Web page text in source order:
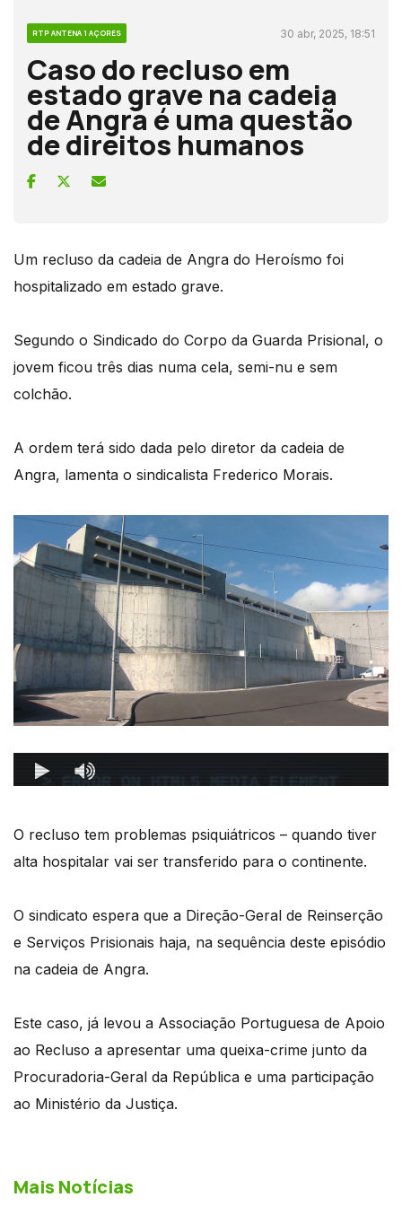
RTP ANTENA 1 AÇORES 30 abr, 2025, 18:51
Caso do recluso em
estado grave na cadeia
de Angra é uma questão
de direitos humanos
Um recluso da cadeia de Angra do Heroísmo foi
hospitalizado em estado grave.
Segundo o Sindicado do Corpo da Guarda Prisional, o
jovem ficou três dias numa cela, semi-nu e sem
colchão.
A ordem terá sido dada pelo diretor da cadeia de
Angra, lamenta o sindicalista Frederico Morais.
O recluso tem problemas psiquiátricos – quando tiver
alta hospitalar vai ser transferido para o continente.
O sindicato espera que a Direção-Geral de Reinserção
e Serviços Prisionais haja, na sequência deste episódio
na cadeia de Angra.
Este caso, já levou a Associação Portuguesa de Apoio
ao Recluso a apresentar uma queixa-crime junto da
Procuradoria-Geral da República e uma participação
ao Ministério da Justiça.
Mais Notícias